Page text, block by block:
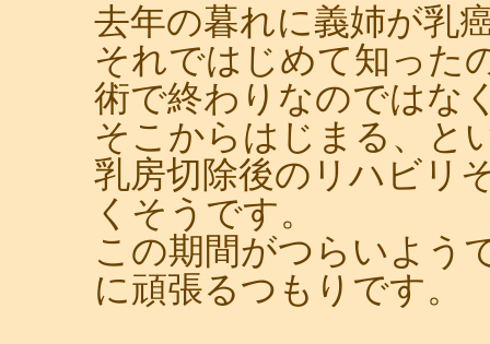
去年の暮れに義姉が乳
それではじめて知った
術で終わりなのではな
そこからはじまる、と
乳房切除後のリハビリ
くそうです。
この期間がつらいよう
に頑張るつもりです。